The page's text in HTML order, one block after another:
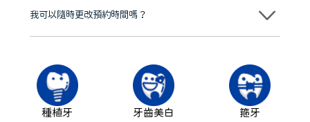
我可以隨時更改預約時間嗎？
可以，請盡早通過wechat或whatsapp聯絡我們，告知我們你原本預約
種植牙
牙齒美白
箍牙